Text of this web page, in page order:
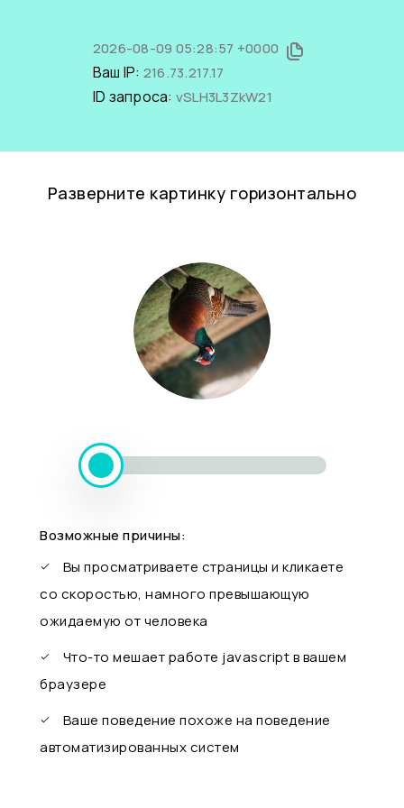
2026-08-09 05:28:57 +0000
Ваш IP: 216.73.217.17
ID запроса: vSLH3L3ZkW21
Разверните картинку горизонтально
Возможные причины:
Вы просматриваете страницы и кликаете
со скоростью, намного превышающую
ожидаемую от человека
Что-то мешает работе javascript в вашем
браузере
Ваше поведение похоже на поведение
автоматизированных систем